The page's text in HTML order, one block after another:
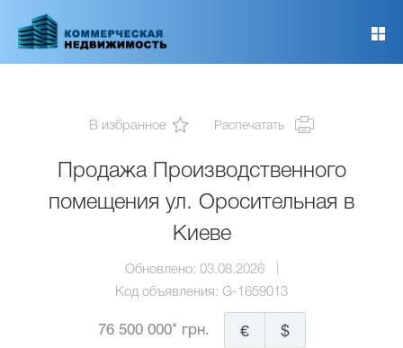
основному
В избранное Распечатать
Продажа Производственного
помещения ул. Оросительная в
Киеве
Обновлено: 03.08.2026
Код объявления: G-1659013
76 500 000* грн. $
€